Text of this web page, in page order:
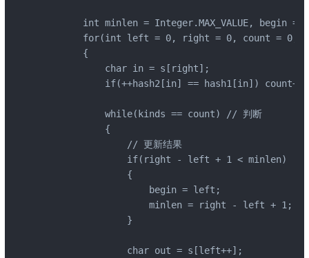
int minlen = Integer.MAX_VALUE, begin =
for(int left = 0, right = 0, count = 0;
        {
            char in = s[right];
if(++hash2[in] == hash1[in]) count++;
            while(kinds == count) // 判断
            {
                // 更新结果
                if(right - left + 1 < minlen)
                {
                    begin = left;
                    minlen = right - left + 1;
                }
                char out = s[left++];